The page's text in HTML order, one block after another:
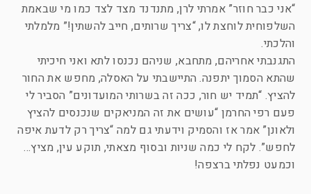
“אני כבר חוזר” אמרתי לרן, מתנדנד מצד לצד כמו מי שבאמת
השלפוחית לוחצת לו, “צריך שרותים, חייב להשתין!” מלמלתי
והלכתי.
התגנבתי אחריהם, מתחבא, שניהם נכנסו לתא ואני חיכיתי
שהתא הסמוך יתפנה. התיישבתי על האסלה, מחפש את החור
להציץ. “תמיד יש חור, ככה זה בשרותי המועדונים” הסביר לי
פעם רפי החרמן “עושים את זה המניאקים שנכנסים להציץ
ולאונן” אמר אז והסמיק וידעתי גם למה “צריך רק לדעת איפה
לחפש”. לקח לי כמה שניות ובסוף מצאתי, תוקע עין, מציץ…
וכמעט נפלתי ברצפה!